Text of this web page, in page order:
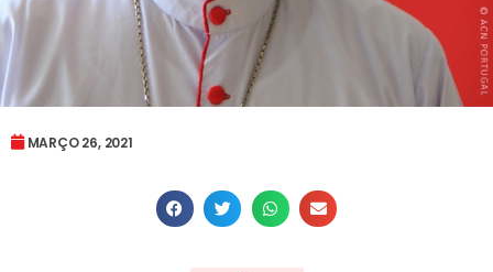
MARÇO 26, 2021